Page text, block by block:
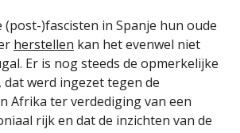
(post-)fascisten in Spanje hun oude
herstellen kan het evenwel niet
Er is nog steeds de opmerkelijke
werd ingezet tegen de
Afrika ter verdediging van een
rijk en dat de inzichten van de